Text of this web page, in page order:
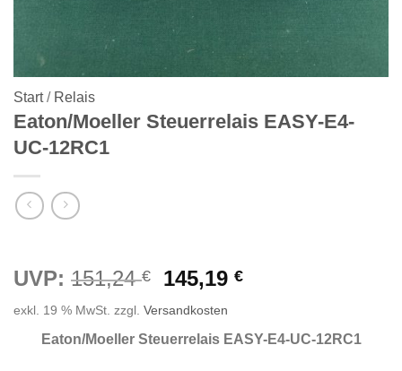
Start / Relais
Eaton/Moeller Steuerrelais EASY-E4-
UC-12RC1
UVP: 151,24€
Ursprünglicher
war:
151,24 €
145,19€Aktueller
145,19 €.
exkl. 19 % MwSt. zzgl. Versandkosten
Eaton/Moeller Steuerrelais EASY-E4-UC-12RC1